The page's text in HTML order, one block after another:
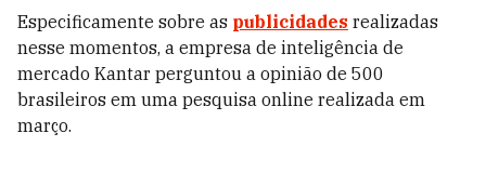
Especificamente sobre as publicidades realizadas
nesse momentos, a empresa de inteligência de
mercado Kantar perguntou a opinião de 500
brasileiros em uma pesquisa online realizada em
março.